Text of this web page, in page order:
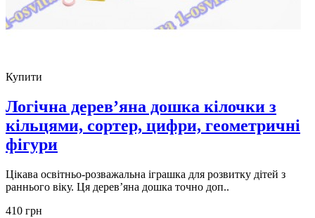
Купити
Логічна дерев’яна дошка кілочки з
кільцями, сортер, цифри, геометричні
фігури
Цікава освітньо-розважальна іграшка для розвитку дітей з
раннього віку. Ця дерев’яна дошка точно доп..
410 грн